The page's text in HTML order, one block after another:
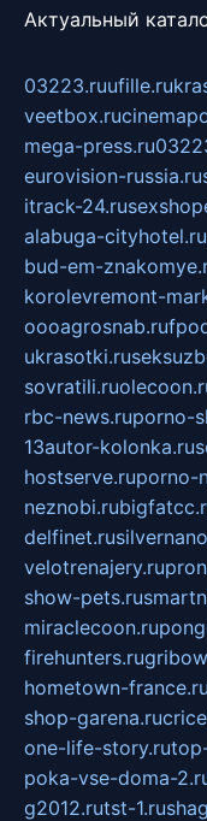
Актуальный
03223.ruufille.ru
veetbox.ru
mega-press.ru
eurovision-russia.ru
itrack-24.ru
alabuga-cityhotel.ru
bud-em-
korolevremont-
oooagrosnab.ru
ukrasotki.ru
sovratili.ru
rbc-news.ruporno-
13autor-kolonka.ru
hostserve.ruporno-
neznobi.ru
delfinet.ru
velotrenajery.ru
show-pets.ru
miraclecoon.ru
firehunters.ru
hometown-france.ru
shop-garena.ru
one-life-story.ru
poka-vse-doma-
g2012.rutst-1.ru